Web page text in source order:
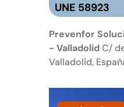
UNE 58923
Prevenfor
- ValladolidC/
Valladolid,